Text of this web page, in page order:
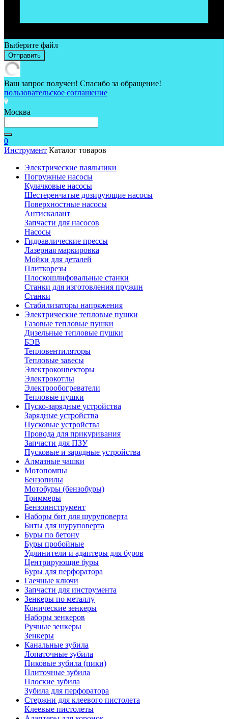
Выберите файл
Отправить
Ваш запрос получен! Спасибо за обращение!
пользовательское соглашение
Москва
0
Инструмент Каталог товаров
Электрические паяльники
Погружные насосы
Кулачковые насосы
Шестеренчатые дозирующие насосы
Поверхностные насосы
Антискалант
Запчасти для насосов
Насосы
Гидравлические прессы
Лазерная маркировка
Мойки для деталей
Плиткорезы
Плоскошлифовальные станки
Станки для изготовления пружин
Станки
Стабилизаторы напряжения
Электрические тепловые пушки
Газовые тепловые пушки
Дизельные тепловые пушки
БЭВ
Тепловентиляторы
Тепловые завесы
Электроконвекторы
Электрокотлы
Электрообогреватели
Тепловые пушки
Пуско-зарядные устройства
Зарядные устройства
Пусковые устройства
Провода для прикуривания
Запчасти для ПЗУ
Пусковые и зарядные устройства
Алмазные чашки
Мотопомпы
Бензопилы
Мотобуры (бензобуры)
Триммеры
Бензоинструмент
Наборы бит для шуруповерта
Биты для шуруповерта
Буры по бетону
Буры пробойные
Удлинители и адаптеры для буров
Центрирующие буры
Буры для перфоратора
Гаечные ключи
Запчасти для инструмента
Зенкеры по металлу
Конические зенкеры
Наборы зенкеров
Ручные зенкеры
Зенкеры
Канальные зубила
Лопаточные зубила
Пиковые зубила (пики)
Плиточные зубила
Плоские зубила
Зубила для перфоратора
Стержни для клеевого пистолета
Клеевые пистолеты